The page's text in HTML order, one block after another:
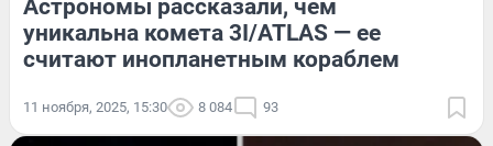
Астрономы рассказали, чем
уникальна комета 3I/ATLAS — ее
считают инопланетным кораблем
11 ноября, 2025, 15:30 8 084 93